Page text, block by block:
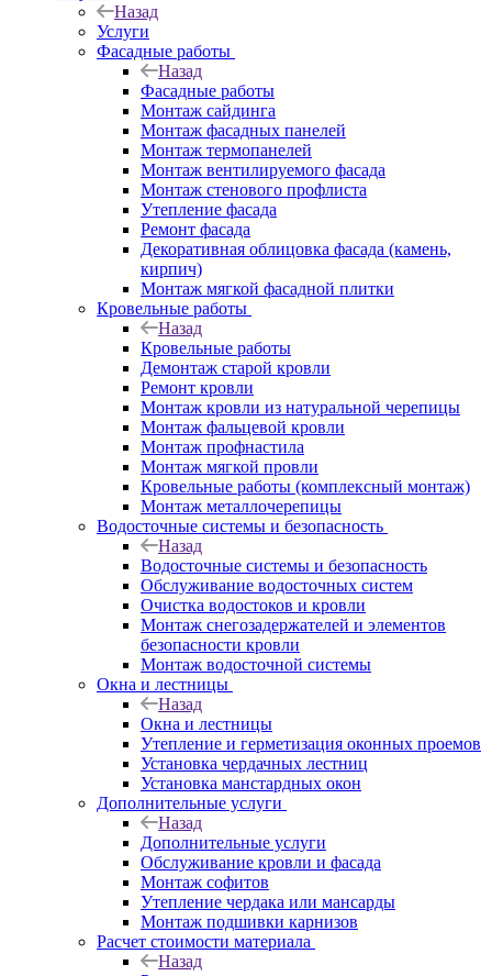
Назад
Услуги
Фасадные работы
Назад
Фасадные работы
Монтаж сайдинга
Монтаж фасадных панелей
Монтаж термопанелей
Монтаж вентилируемого фасада
Монтаж стенового профлиста
Утепление фасада
Ремонт фасада
Декоративная облицовка фасада (камень,
кирпич)
Монтаж мягкой фасадной плитки
Кровельные работы
Назад
Кровельные работы
Демонтаж старой кровли
Ремонт кровли
Монтаж кровли из натуральной черепицы
Монтаж фальцевой кровли
Монтаж профнастила
Монтаж мягкой провли
Кровельные работы (комплексный монтаж)
Монтаж металлочерепицы
Водосточные системы и безопасность
Назад
Водосточные системы и безопасность
Обслуживание водосточных систем
Очистка водостоков и кровли
Монтаж снегозадержателей и элементов
безопасности кровли
Монтаж водосточной системы
Окна и лестницы
Назад
Окна и лестницы
Утепление и герметизация оконных проемов
Установка чердачных лестниц
Установка манстардных окон
Дополнительные услуги
Назад
Дополнительные услуги
Обслуживание кровли и фасада
Монтаж софитов
Утепление чердака или мансарды
Монтаж подшивки карнизов
Расчет стоимости материала
Назад